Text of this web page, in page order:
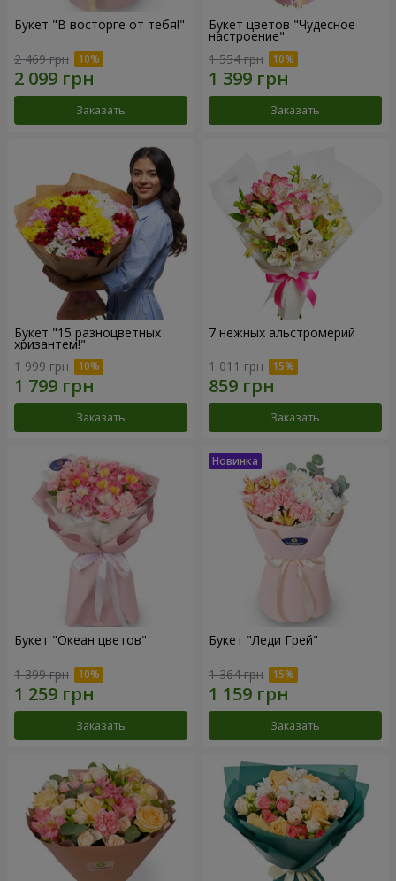
Букет "В восторге от тебя!"
2 469 грн
Заказать
Букет цветов "Чудесное
настроение"
1 554 грн
Заказать
Букет "15 разноцветных
хризантем!"
1 999 грн
Заказать
7 нежных альстромерий
1 011 грн
Заказать
Букет "Океан цветов"
1 399 грн
Заказать
Букет "Леди Грей"
1 364 грн
Заказать